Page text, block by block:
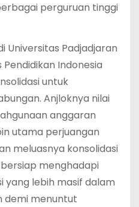
perguruan tinggi
Universitas Padjadjaran
Indonesia
untuk
Anjloknya nilai
anggaran
utama perjuangan
meluasnya konsolidasi
menghadapi
lebih masif dalam
demi menuntut